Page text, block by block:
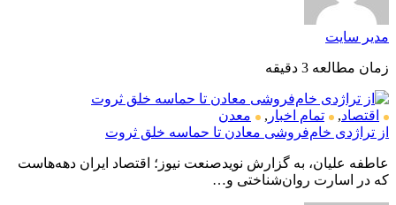
مدیر سایت
زمان مطالعه 3 دقیقه
اقتصاد, تمام اخبار ,
معدن
از تراژدی خام‌فروشی معادن تا حماسه خلق ثروت
عاطفه علیان، به گزارش نویدصنعت نیوز؛ اقتصاد ایران دهه‌هاست
که در اسارت روان‌شناختی و…